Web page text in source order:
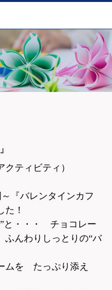
ティビティ）
『バレンタインカフ
た！
と・・・ チョコレー
んわりしっとりの“バ
ムを たっぷり添え